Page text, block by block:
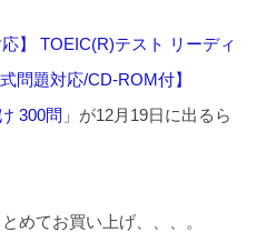
応】 TOEIC(R)テスト リーディ
式問題対応/CD-ROM付】
300問 」が12月19日に出るら
めてお買い上げ、、、。